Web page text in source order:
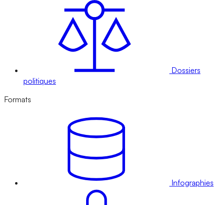
Dossiers
politiques
Formats
Infographies